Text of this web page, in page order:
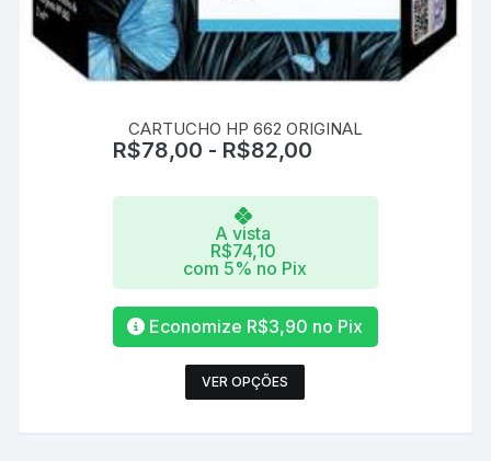
CARTUCHO HP 662 ORIGINAL
R$78,00 - R$82,00
A vista
R$74,10
com 5% no Pix
Economize R$3,90 no Pix
VER OPÇÕES
produto